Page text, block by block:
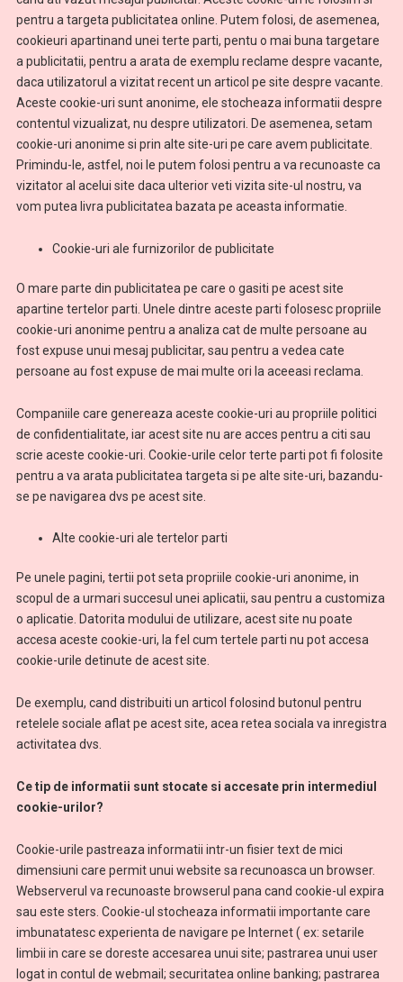
pentru a targeta publicitatea online. Putem folosi, de asemenea,
cookieuri apartinand unei terte parti, pentu o mai buna targetare
a publicitatii, pentru a arata de exemplu reclame despre vacante,
daca utilizatorul a vizitat recent un articol pe site despre vacante.
Aceste cookie-uri sunt anonime, ele stocheaza informatii despre
contentul vizualizat, nu despre utilizatori. De asemenea, setam
cookie-uri anonime si prin alte site-uri pe care avem publicitate.
Primindu-le, astfel, noi le putem folosi pentru a va recunoaste ca
vizitator al acelui site daca ulterior veti vizita site-ul nostru, va
vom putea livra publicitatea bazata pe aceasta informatie.
Cookie-uri ale furnizorilor de publicitate
O mare parte din publicitatea pe care o gasiti pe acest site
apartine tertelor parti. Unele dintre aceste parti folosesc propriile
cookie-uri anonime pentru a analiza cat de multe persoane au
fost expuse unui mesaj publicitar, sau pentru a vedea cate
persoane au fost expuse de mai multe ori la aceeasi reclama.
Companiile care genereaza aceste cookie-uri au propriile politici
de confidentialitate, iar acest site nu are acces pentru a citi sau
scrie aceste cookie-uri. Cookie-urile celor terte parti pot fi folosite
pentru a va arata publicitatea targeta si pe alte site-uri, bazandu-
se pe navigarea dvs pe acest site.
Alte cookie-uri ale tertelor parti
Pe unele pagini, tertii pot seta propriile cookie-uri anonime, in
scopul de a urmari succesul unei aplicatii, sau pentru a customiza
o aplicatie. Datorita modului de utilizare, acest site nu poate
accesa aceste cookie-uri, la fel cum tertele parti nu pot accesa
cookie-urile detinute de acest site.
De exemplu, cand distribuiti un articol folosind butonul pentru
retelele sociale aflat pe acest site, acea retea sociala va inregistra
activitatea dvs.
Ce tip de informatii sunt stocate si accesate prin intermediul
cookie-urilor?
Cookie-urile pastreaza informatii intr-un fisier text de mici
dimensiuni care permit unui website sa recunoasca un browser.
Webserverul va recunoaste browserul pana cand cookie-ul expira
sau este sters. Cookie-ul stocheaza informatii importante care
imbunatatesc experienta de navigare pe Internet ( ex: setarile
limbii in care se doreste accesarea unui site; pastrarea unui user
logat in contul de webmail; securitatea online banking; pastrarea